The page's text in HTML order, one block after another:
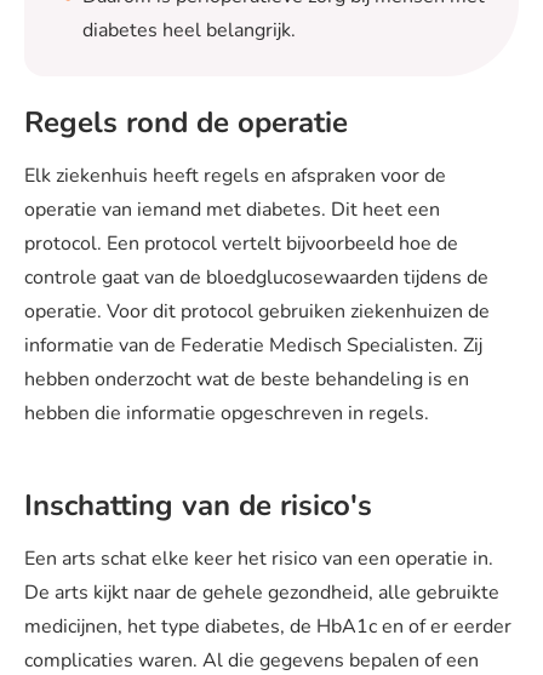
diabetes heel belangrijk.
Regels rond de operatie
Elk ziekenhuis heeft regels en afspraken voor de
operatie van iemand met diabetes. Dit heet een
protocol. Een protocol vertelt bijvoorbeeld hoe de
controle gaat van de bloedglucosewaarden tijdens de
operatie. Voor dit protocol gebruiken ziekenhuizen de
informatie van de Federatie Medisch Specialisten. Zij
hebben onderzocht wat de beste behandeling is en
hebben die informatie opgeschreven in regels.
Inschatting van de risico's
Een arts schat elke keer het risico van een operatie in.
De arts kijkt naar de gehele gezondheid, alle gebruikte
medicijnen, het type diabetes, de HbA1c en of er eerder
complicaties waren. Al die gegevens bepalen of een